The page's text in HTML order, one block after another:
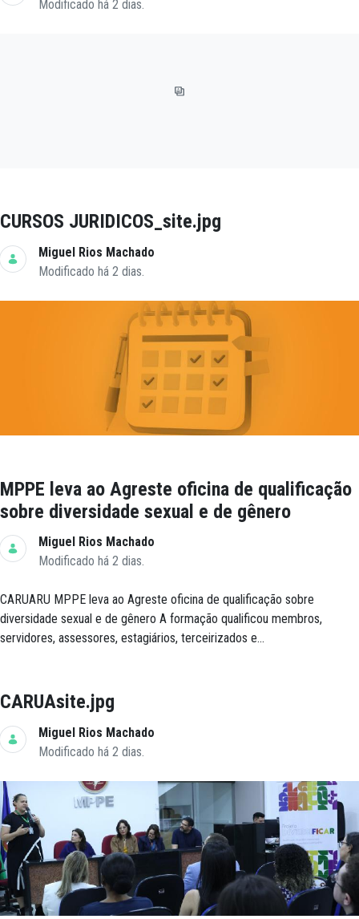
Modificado há 2 dias.
CURSOS JURIDICOS_site.jpg
Miguel Rios Machado
Modificado há 2 dias.
MPPE leva ao Agreste oficina de qualificação
sobre diversidade sexual e de gênero
Miguel Rios Machado
Modificado há 2 dias.
CARUARU MPPE leva ao Agreste oficina de qualificação sobre
diversidade sexual e de gênero A formação qualificou membros,
servidores, assessores, estagiários, terceirizados e...
CARUAsite.jpg
Miguel Rios Machado
Modificado há 2 dias.